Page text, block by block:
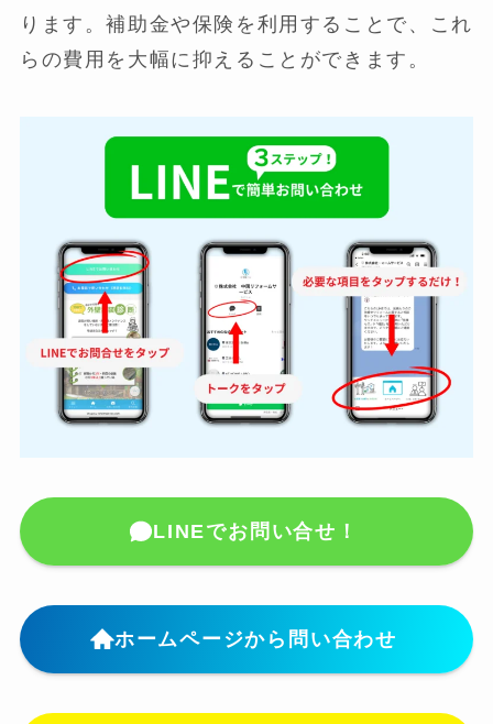
ります。補助金や保険を利用することで、これ
らの費用を大幅に抑えることができます。
LINEでお問い合せ！
ホームページから問い合わせ